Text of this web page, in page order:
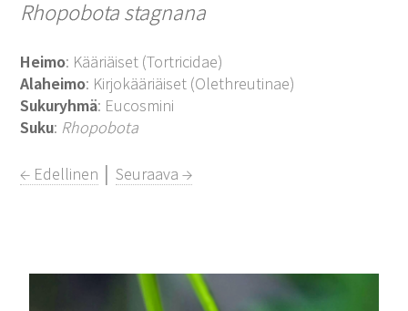
Rhopobota stagnana
Heimo: Kääriäiset (Tortricidae)
Alaheimo: Kirjokääriäiset (Olethreutinae)
Sukuryhmä: Eucosmini
Suku: Rhopobota
← Edellinen │Seuraava →